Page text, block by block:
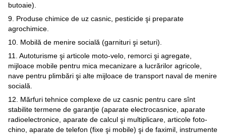
butoaie).
9. Produse chimice de uz casnic, pesticide şi preparate
agrochimice.
10. Mobilă de menire socială (garnituri şi seturi).
11. Autoturisme şi articole moto-velo, remorci şi agregate,
mijloace mobile pentru mica mecanizare a lucrărilor agricole,
nave pentru plimbări şi alte mijloace de transport naval de menire
socială.
12. Mărfuri tehnice complexe de uz casnic pentru care sînt
stabilite termene de garanţie (aparate electrocasnice, aparate
radioelectronice, aparate de calcul şi multiplicare, articole foto-
chino, aparate de telefon (fixe şi mobile) şi de faximil, instrumente